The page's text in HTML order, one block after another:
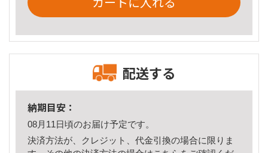
配送する
納期目安：
08月11日頃のお届け予定です。
決済方法が、クレジット、代金引換の場合に限りま